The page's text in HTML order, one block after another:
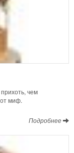
чем
миф.
Подробнее